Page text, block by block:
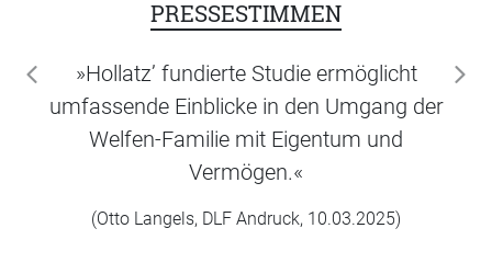
PRESSESTIMMEN
»Hollatz’ fundierte Studie ermöglicht
umfassende Einblicke in den Umgang der
Welfen-Familie mit Eigentum und
Vermögen.«
(Otto Langels, DLF Andruck, 10.03.2025)
zurück